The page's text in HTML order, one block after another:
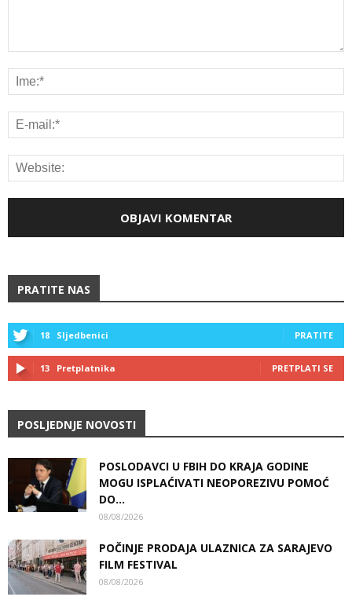
PRATITE NAS
18 Sljedbenici PRATITE
13 Pretplatnika PRETPLATI SE
POSLJEDNJE NOVOSTI
POSLODAVCI U FBIH DO KRAJA GODINE
MOGU ISPLAĆIVATI NEOPOREZIVU POMOĆ
DO...
08/08/2026
POČINJE PRODAJA ULAZNICA ZA SARAJEVO
FILM FESTIVAL
08/08/2026